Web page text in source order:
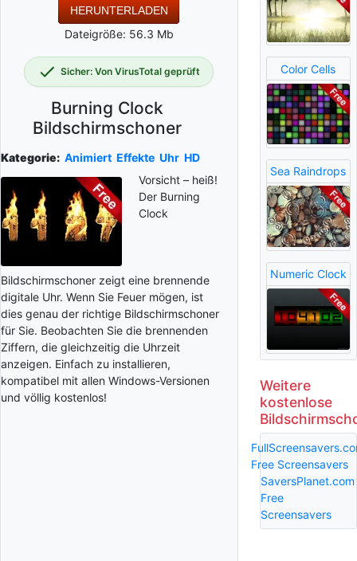
HERUNTERLADEN
Dateigröße: 56.3 Mb
Sicher: Von VirusTotal geprüft
Burning Clock
Bildschirmschoner
Kategorie: Animiert Effekte Uhr HD
Vorsicht – heiß!
Der Burning
Clock
Bildschirmschoner zeigt eine brennende
digitale Uhr. Wenn Sie Feuer mögen, ist
dies genau der richtige Bildschirmschoner
für Sie. Beobachten Sie die brennenden
Ziffern, die gleichzeitig die Uhrzeit
anzeigen. Einfach zu installieren,
kompatibel mit allen Windows-Versionen
und völlig kostenlos!
Color Cells
Sea Raindrops
Numeric Clock
Weitere
kostenlose
Free Screensavers
SaversPlanet.com
Free
Screensavers